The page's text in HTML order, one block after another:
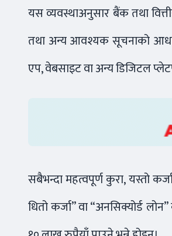
यस व्यवस्थाअनुसार बैंक तथा
तथा अन्य आवश्यक सूचनाको
एप, वेबसाइट वा अन्य डिजिटल
सबैभन्दा महत्वपूर्ण कुरा, यस्तो
धितो कर्जा” वा “अनसिक्योर्ड